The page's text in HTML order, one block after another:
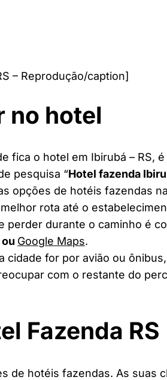
– Reprodução/caption]
no hotel
fica o hotel em Ibirubá – RS,
pesquisa “Hotel fazenda
opções de hotéis fazendas
rota até o
perder durante o caminho é
Google Maps.
cidade for por avião ou
com o restante do
Fazenda RS
de hotéis fazendas. As suas